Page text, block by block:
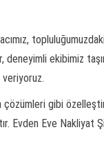
ekibimiz
gibi
Evden Eve